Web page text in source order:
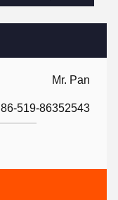
Mr. Pan
86-519-86352543